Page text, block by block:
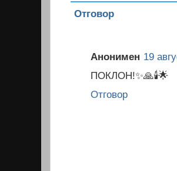
Отговор
Анонимен 19
ПОКЛОН!✨🙏🕯️🌟
Отговор